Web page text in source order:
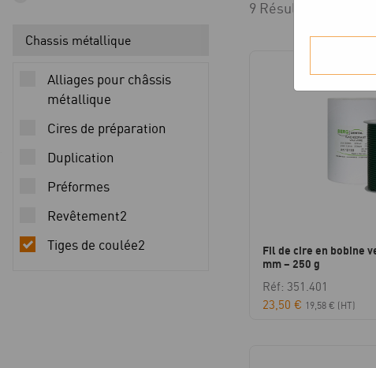
Chassis métallique
Alliages pour châssis
métallique
Cires de préparation
Duplication
Préformes
Revêtement2
Tiges de coulée2
9 Résultats affichés
Fil de cire en bobine
mm – 250 g
Réf: 351.401
23,50 € 19,58 € (HT)